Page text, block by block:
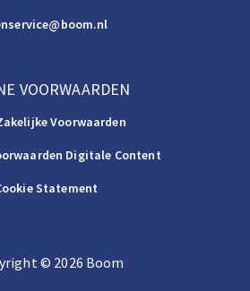
VOORWAARDEN
Voorwaarden
Digitale Content
Statement
©️ 2026 Boom